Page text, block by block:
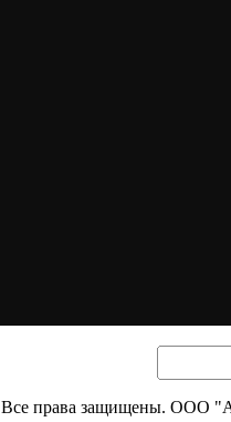
Все права защищены. ООО